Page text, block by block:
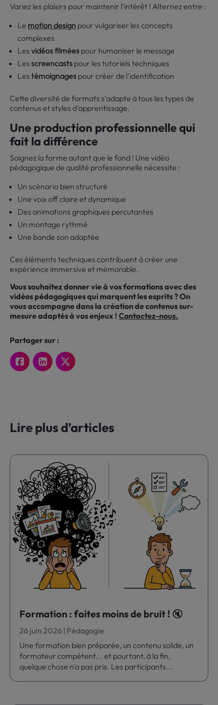
Variez les plaisirs pour maintenir l’intérêt ! Alternez entre :
Le motion design pour vulgariser les concepts
complexes
Lesvidéos filmées pour humaniser le message
Lesscreencasts pour les tutoriels techniques
Lestémoignages pour créer de l’identification
Cette diversité de formats s’adapte à tous les types de
contenus et styles d’apprentissage.
Une production professionnelle qui
fait la différence
Soignez la forme autant que le fond ! Une vidéo
pédagogique de qualité professionnelle nécessite :
Un scénario bien structuré
Une voix off claire et dynamique
Des animations graphiques percutantes
Un montage rythmé
Une bande son adaptée
Ces éléments techniques contribuent à créer une
expérience immersive et mémorable.
Vous souhaitez donner vie à vos formations avec des
vidéos pédagogiques qui marquent les esprits ? On
vous accompagne dans la création de contenus sur-
mesure adaptés à vos enjeux !Contactez-nous.
Partager sur :
Lire plus d’articles
Formation : faites moins de bruit ! 🔇
26 juin 2026 | Pédagogie
Une formation bien préparée, un contenu solide, un
formateur compétent... et pourtant, à la fin,
quelque chose n'a pas pris. Les participants...